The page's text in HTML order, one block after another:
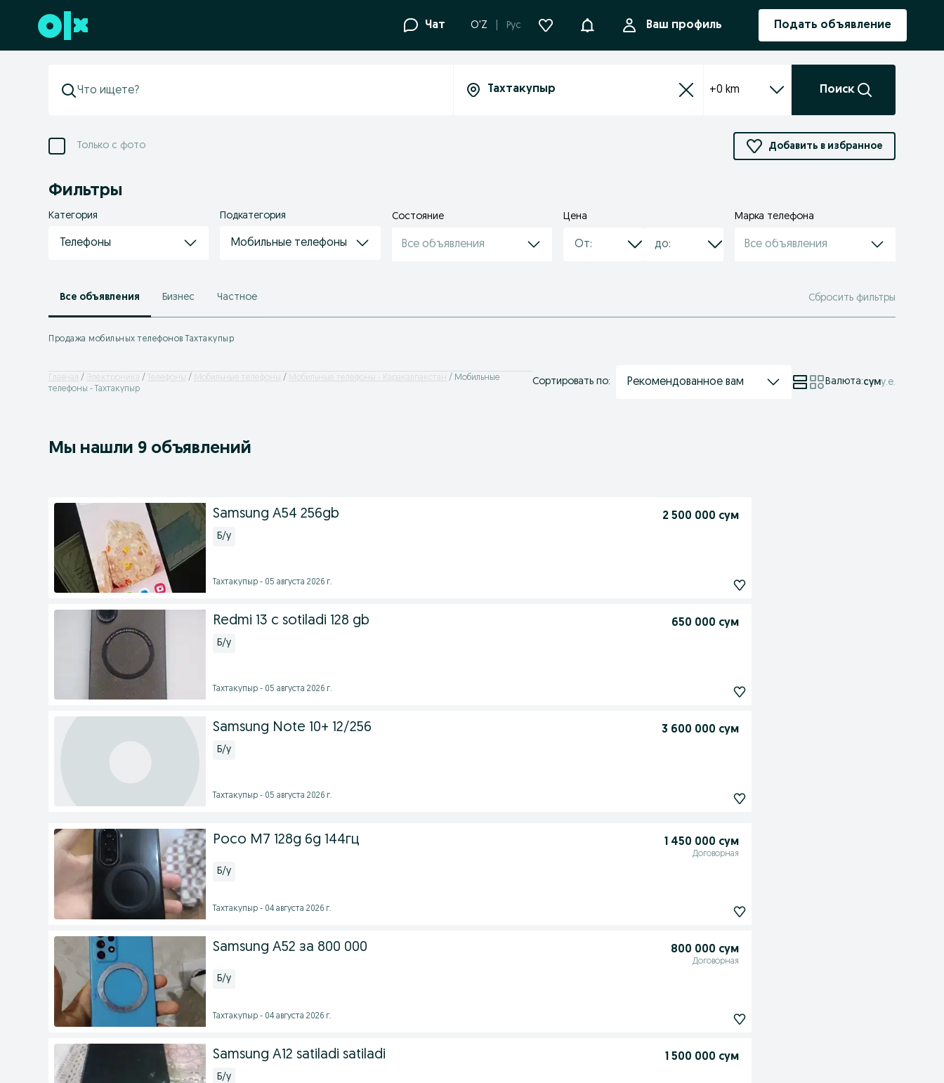
Перейти к нижнему колонтитулу Чат O'Z Рус УведомленияВаш профиль Подать объявление
+0 km Поиск
Только с фото Добавить в избранное
Фильтры
Категория
Телефоны
Подкатегория
Мобильные телефоны
Состояние
Все объявления
Цена Марка телефона
Все объявления
Все объявления Бизнес Частное Сбросить фильтры
Продажа мобильных телефонов Тахтакупыр
Главная Электроника Телефоны Мобильные телефоны Мобильные телефоны - Каракалпакстан
Мобильные
телефоны - Тахтакупыр
Сортировать по: Рекомендованное вам Валюта:суму.е.
Мы нашли 9 объявлений
Samsung A54 256gb 2 500 000 сум
Б/у
Тахтакупыр - 05 августа 2026 г.
Redmi 13 c sotiladi 128 gb 650 000 сум
Б/у
Тахтакупыр - 05 августа 2026 г.
Samsung Note 10+ 12/256 3 600 000 сум
Б/у
Тахтакупыр - 05 августа 2026 г.
Poco M7 128g 6g 144гц 1 450 000 сум
Договорная
Б/у
Тахтакупыр - 04 августа 2026 г.
Samsung A52 за 800 000 800 000 сум
Договорная
Б/у
Тахтакупыр - 04 августа 2026 г.
Samsung A12 satiladi satiladi 1 500 000 сум
Б/у